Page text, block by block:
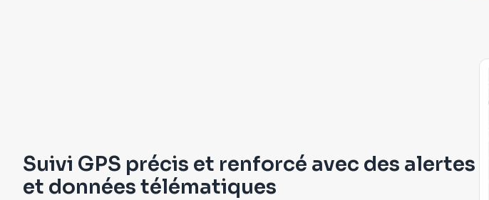
Suivi GPS précis et renforcé avec des alertes
et données télématiques